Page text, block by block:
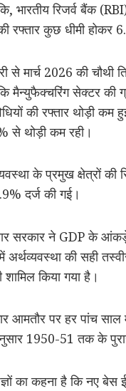
भारतीय रिजर्व बैंक
की रफ्तार कुछ धीमी होकर
से मार्च 2026 की चौथी
मैन्युफैक्चरिंग सेक्टर
की रफ्तार थोड़ी कम
से थोड़ी कम रही।
के प्रमुख क्षेत्रों की
दर्ज की गई।
सरकार ने GDP के
अर्थव्यवस्था की सही
शामिल किया गया है।
आमतौर पर हर पांच
1950-51 तक के पुराने
का कहना है कि नए